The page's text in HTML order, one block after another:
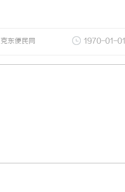
克东便民网 1970-01-01